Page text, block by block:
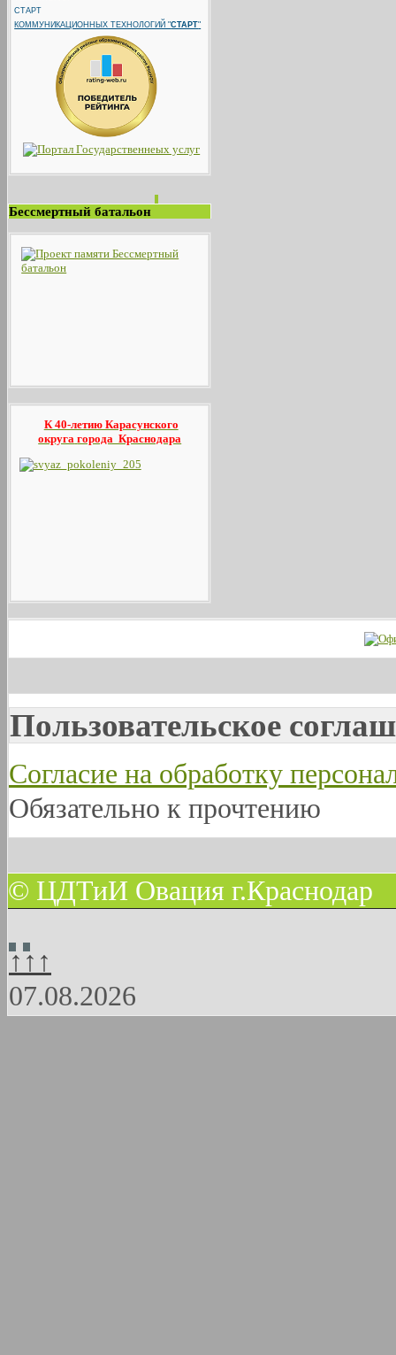
КОММУНИКАЦИОННЫХ ТЕХНОЛОГИЙ "СТАРТ"
Бессмертный батальон
К 40-летию Карасунского
округа города Краснодара
Пользовательское
Согласие на обработку
Обязательно к прочтению
© ЦДТиИ Овация г.Краснодар
↑↑↑
07.08.2026